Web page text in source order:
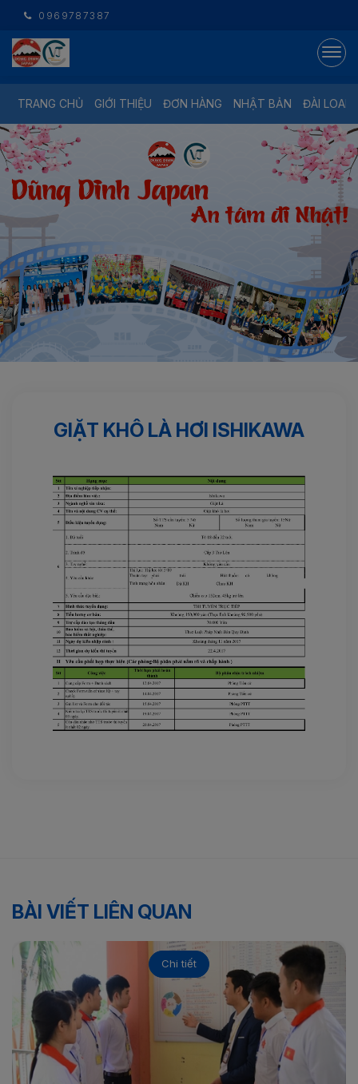
0969787387
TRANG CHỦ GIỚI THIỆU ĐƠN HÀNG NHẬT BẢN ĐÀI LOAN
GIẶT KHÔ LÀ HƠI ISHIKAWA
BÀI VIẾT LIÊN QUAN
Chi tiết